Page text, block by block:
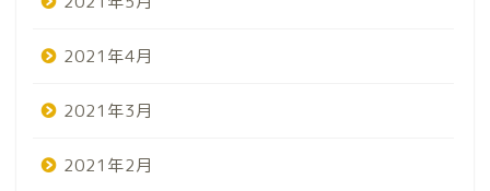
2021年4月
2021年3月
2021年2月